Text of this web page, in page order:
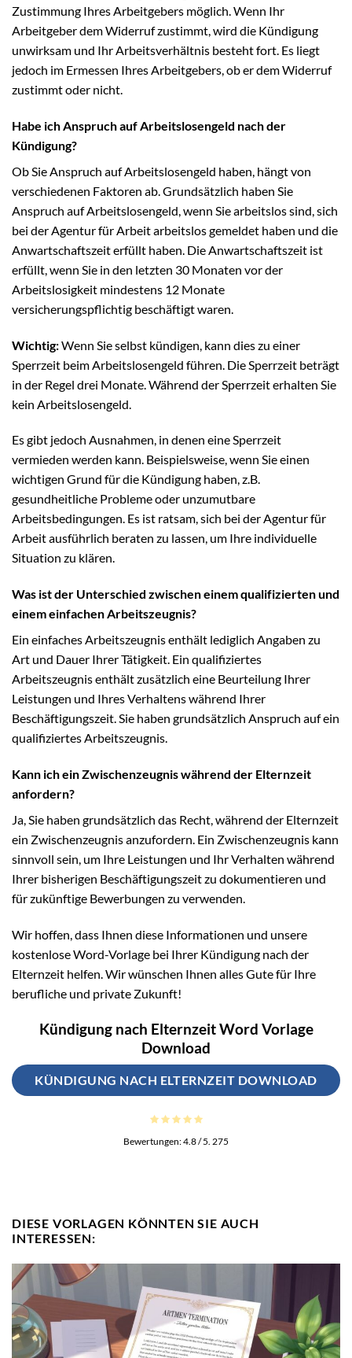
Zustimmung Ihres Arbeitgebers möglich. Wenn Ihr
Arbeitgeber dem Widerruf zustimmt, wird die Kündigung
unwirksam und Ihr Arbeitsverhältnis besteht fort. Es liegt
jedoch im Ermessen Ihres Arbeitgebers, ob er dem Widerruf
zustimmt oder nicht.
Habe ich Anspruch auf Arbeitslosengeld nach der
Kündigung?
Ob Sie Anspruch auf Arbeitslosengeld haben, hängt von
verschiedenen Faktoren ab. Grundsätzlich haben Sie
Anspruch auf Arbeitslosengeld, wenn Sie arbeitslos sind, sich
bei der Agentur für Arbeit arbeitslos gemeldet haben und die
Anwartschaftszeit erfüllt haben. Die Anwartschaftszeit ist
erfüllt, wenn Sie in den letzten 30 Monaten vor der
Arbeitslosigkeit mindestens 12 Monate
versicherungspflichtig beschäftigt waren.
Wichtig:Wenn Sie selbst kündigen, kann dies zu einer
Sperrzeit beim Arbeitslosengeld führen. Die Sperrzeit beträgt
in der Regel drei Monate. Während der Sperrzeit erhalten Sie
kein Arbeitslosengeld.
Es gibt jedoch Ausnahmen, in denen eine Sperrzeit
vermieden werden kann. Beispielsweise, wenn Sie einen
wichtigen Grund für die Kündigung haben, z.B.
gesundheitliche Probleme oder unzumutbare
Arbeitsbedingungen. Es ist ratsam, sich bei der Agentur für
Arbeit ausführlich beraten zu lassen, um Ihre individuelle
Situation zu klären.
Was ist der Unterschied zwischen einem qualifizierten und
einem einfachen Arbeitszeugnis?
Ein einfaches Arbeitszeugnis enthält lediglich Angaben zu
Art und Dauer Ihrer Tätigkeit. Ein qualifiziertes
Arbeitszeugnis enthält zusätzlich eine Beurteilung Ihrer
Leistungen und Ihres Verhaltens während Ihrer
Beschäftigungszeit. Sie haben grundsätzlich Anspruch auf ein
qualifiziertes Arbeitszeugnis.
Kann ich ein Zwischenzeugnis während der Elternzeit
anfordern?
Ja, Sie haben grundsätzlich das Recht, während der Elternzeit
ein Zwischenzeugnis anzufordern. Ein Zwischenzeugnis kann
sinnvoll sein, um Ihre Leistungen und Ihr Verhalten während
Ihrer bisherigen Beschäftigungszeit zu dokumentieren und
für zukünftige Bewerbungen zu verwenden.
Wir hoffen, dass Ihnen diese Informationen und unsere
kostenlose Word-Vorlage bei Ihrer Kündigung nach der
Elternzeit helfen. Wir wünschen Ihnen alles Gute für Ihre
berufliche und private Zukunft!
Kündigung nach Elternzeit Word Vorlage
Download
KÜNDIGUNG NACH ELTERNZEIT DOWNLOAD
Bewertungen:4.8/ 5. 275
DIESE VORLAGEN KÖNNTEN SIE AUCH
INTERESSEN: